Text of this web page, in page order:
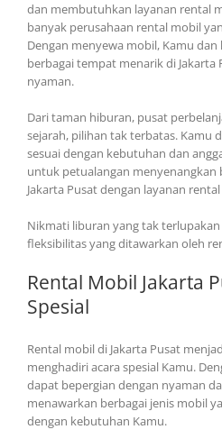
dan membutuhkan layanan rental
banyak perusahaan rental mobil
Dengan menyewa mobil, Kamu
berbagai tempat menarik di Jakarta
nyaman.
Dari taman hiburan, pusat
sejarah, pilihan tak terbatas. Kamu
sesuai dengan kebutuhan dan
untuk petualangan menyenangkan
Jakarta Pusat dengan layanan
Nikmati liburan yang tak
fleksibilitas yang ditawarkan oleh
Rental Mobil Jakarta
Spesial
Rental mobil di Jakarta Pusat
menghadiri acara spesial Kamu.
dapat bepergian dengan nyaman
menawarkan berbagai jenis mobil
dengan kebutuhan Kamu.